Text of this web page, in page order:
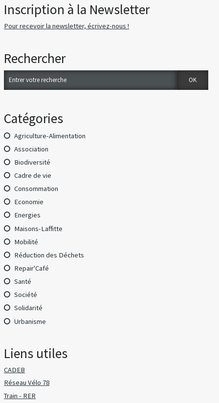
Inscription à la Newsletter
Pour recevoir la newsletter, écrivez-nous !
Rechercher
Catégories
Agriculture-Alimentation
Association
Biodiversité
Cadre de vie
Consommation
Economie
Energies
Maisons-Laffitte
Mobilité
Réduction des Déchets
Repair'Café
Santé
Société
Solidarité
Urbanisme
Liens utiles
CADEB
Réseau Vélo 78
Train - RER